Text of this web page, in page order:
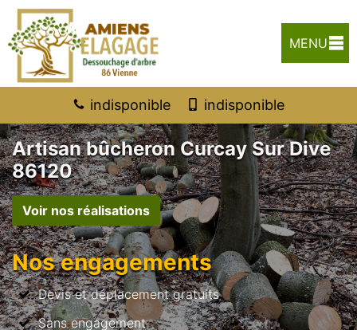
MENU
indisponible indisponible
Artisan bûcheron Curcay Sur Dive
86120
Voir nos réalisations
Nos engagements
Devis et déplacement gratuits
Sans engagement